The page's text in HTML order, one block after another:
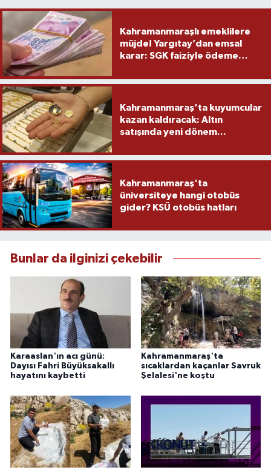
Kahramanmaraşlı emeklilere
müjde! Yargıtay’dan emsal
karar: SGK faiziyle ödeme
Kahramanmaraş'ta kuyumcular
kazan kaldıracak: Altın
satışında yeni dönem...
Kahramanmaraş'ta
üniversiteye hangi otobüs
gider? KSÜ otobüs hatları
Bunlar da ilginizi çekebilir
Karaaslan'ın acı günü:
Dayısı Fahri Büyüksakallı
hayatını kaybetti
Kahramanmaraş'ta
sıcaklardan kaçanlar Savruk
Şelalesi'ne koştu